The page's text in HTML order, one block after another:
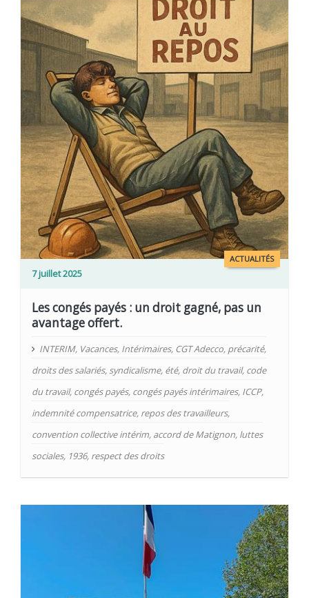
ACTUALITÉS
7 juillet 2025
Les congés payés : un droit gagné, pas un
avantage offert.
INTERIM, Vacances, Intérimaires, CGT Adecco, précarité,
droits des salariés, syndicalisme, été, droit du travail, code
du travail, congés payés, congés payés intérimaires, ICCP,
indemnité compensatrice, repos des travailleurs,
convention collective intérim, accord de Matignon, luttes
sociales, 1936, respect des droits